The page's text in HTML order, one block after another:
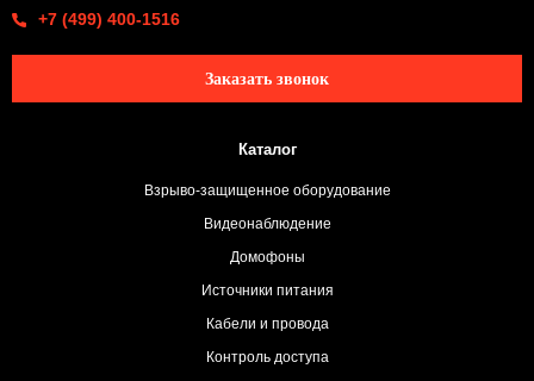
+7 (499) 400-1516
Заказать звонок
Каталог
Взрыво-защищенное оборудование
Видеонаблюдение
Домофоны
Источники питания
Кабели и провода
Контроль доступа